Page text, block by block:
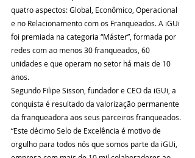
quatro aspectos: Global, Econômico, Operacional
e no Relacionamento com os Franqueados. A iGUi
foi premiada na categoria “Máster”, formada por
redes com ao menos 30 franqueados, 60
unidades e que operam no setor há mais de 10
anos.
Segundo Filipe Sisson, fundador e CEO da iGUi, a
conquista é resultado da valorização permanente
da franqueadora aos seus parceiros franqueados.
“Este décimo Selo de Excelência é motivo de
orgulho para todos nós que somos parte da iGUi,